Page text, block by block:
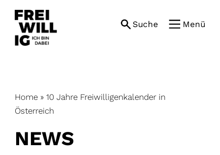
content
Suche Menü
Home » 10 Jahre Freiwilligenkalender in
Österreich
NEWS